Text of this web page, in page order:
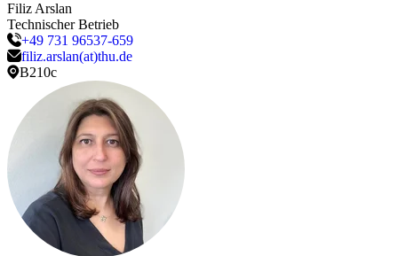
FilizArslan
Technischer Betrieb
+49 731 96537-659
filiz.arslan(at)thu.de
B210c